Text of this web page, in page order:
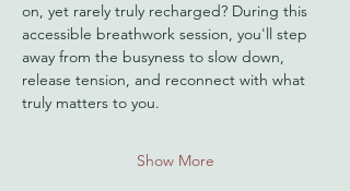
on, yet rarely truly recharged? During this
accessible breathwork session, you'll step
away from the busyness to slow down,
release tension, and reconnect with what
truly matters to you.
Show More